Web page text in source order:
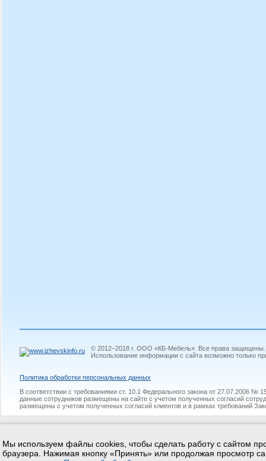
© 2012–2018 г. ООО «КБ-Мебель». Все права защищены.
Использование информации с сайта возможно только
Политикa обработки персональных данных
В соответствии с требованиями ст. 10.1 Федерального закона от 27.07.2006
данные сотрудников размещены на сайте с учетом полученных согласий
размещены с учетом полученных согласий клиентов и в рамках требований
Мы используем файлы cookies, чтобы сделать работу с сайтом
браузера. Нажимая кнопку «Принять» или продолжая просмотр